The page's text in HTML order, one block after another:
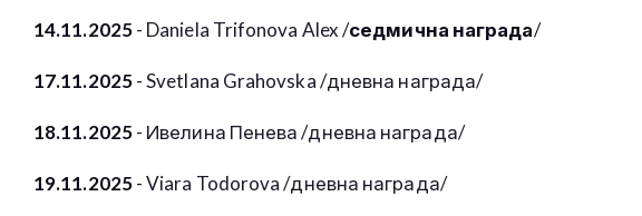
14.11.2025- Daniela Trifonova Alex /седмична награда/
17.11.2025-Svetlana Grahovska/дневна награда/
18.11.2025- Ивелина Пенева /дневна награда/
19.11.2025-Viara Todorova /дневна награда/